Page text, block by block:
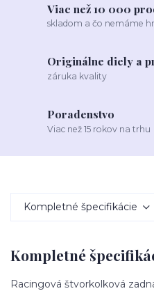
Viac než 10 000
skladom a čo nemáme
Originálne diely a
záruka kvality
Poradenstvo
Viac než 15 rokov na trhu
Kompletné špecifikácie
Kompletné
Racingová štvorkolková